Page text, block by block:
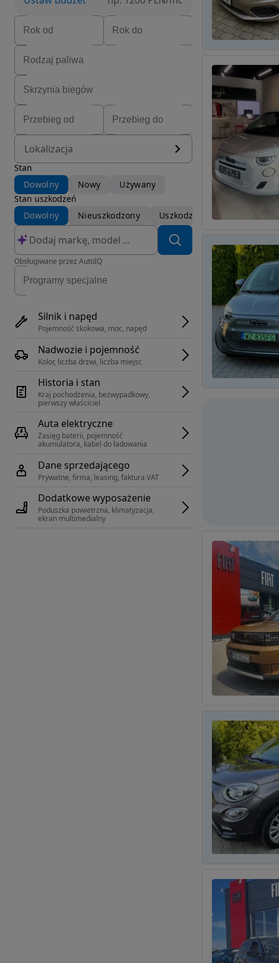
Lokalizacja
Stan
Dowolny
Nowy
Używany
Stan uszkodzeń
Dowolny
Nieuszkodzony Uszkodzony
Obsługiwane przez AutoIQ
Silnik i napęd
Pojemność skokowa, moc, napęd
Nadwozie i pojemność
Kolor, liczba drzwi, liczba miejsc
Historia i stan
Kraj pochodzenia, bezwypadkowy,
pierwszy właściciel
Auta elektryczne
Zasięg baterii, pojemność
akumulatora, kabel do ładowania
Dane sprzedającego
Prywatne, firma, leasing, faktura VAT
Dodatkowe wyposażenie
Poduszka powietrzna, klimatyzacja,
ekran multimedialny